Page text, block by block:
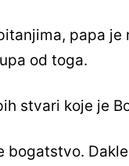
papa
od toga.
stvari koje je
bogatstvo.